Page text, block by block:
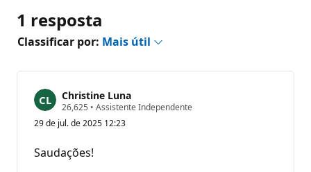
1 resposta
Classificar por: Mais útil
Christine Luna
26,625 P
n
o
s
• Assistente Independente
29 de jul. de 2025 12:23
Saudações!